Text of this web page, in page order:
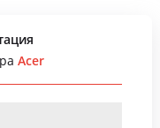
Acer